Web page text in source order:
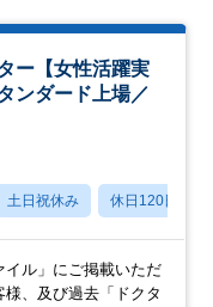
ー【女性活躍実
ンダード上場／
土日祝休み 休日120日以上
イル」にご掲載いただ
、及び過去「ドクタ